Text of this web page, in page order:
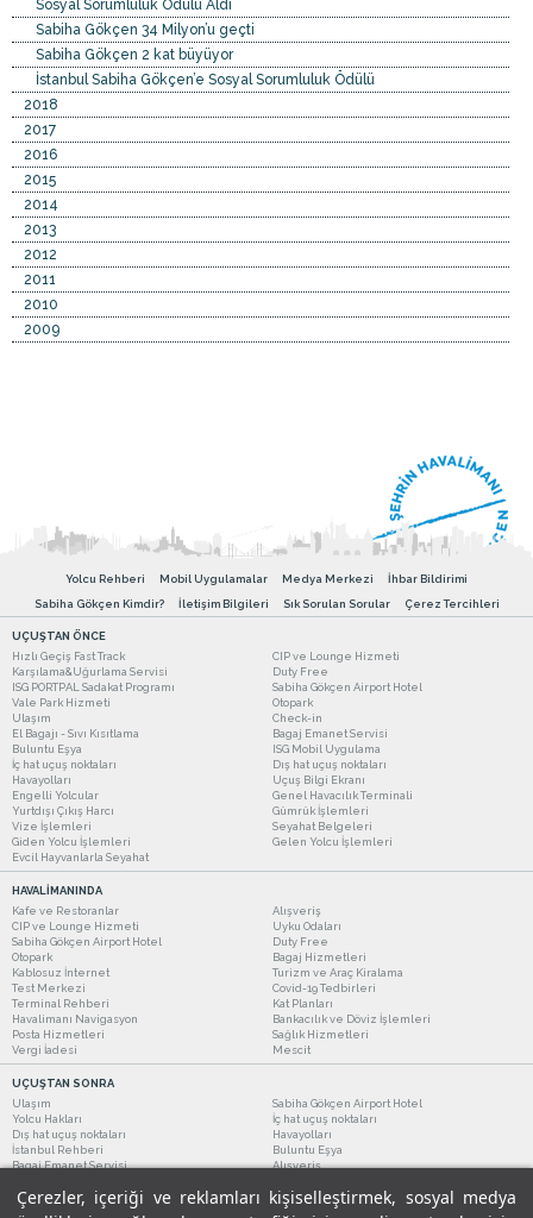
Çerezler, içeriği ve reklamları kişiselleştirmek, sosyal medya
Sosyal Sorumluluk Ödülü Aldı
Sabiha Gökçen 34 Milyon’u geçti
Sabiha Gökçen 2 kat büyüyor
İstanbul Sabiha Gökçen’e Sosyal Sorumluluk Ödülü
2018
2017
2016
2015
2014
2013
2012
2011
2010
2009
Yolcu Rehberi Mobil Uygulamalar Medya Merkezi
İhbar Bildirimi
Sabiha Gökçen Kimdir?
İletişim Bilgileri Sık Sorulan Sorular Çerez Tercihleri
UÇUŞTAN ÖNCE
Hızlı Geçiş Fast Track
CIP ve Lounge Hizmeti
Karşılama&Uğurlama Servisi
Duty Free
ISG PORTPAL Sadakat Programı
Sabiha Gökçen Airport Hotel
Vale Park Hizmeti
Otopark
Ulaşım
Check-in
El Bagajı - Sıvı Kısıtlama
Bagaj Emanet Servisi
Buluntu Eşya
ISG Mobil Uygulama
İç hat uçuş noktaları
Dış hat uçuş noktaları
Havayolları
Uçuş Bilgi Ekranı
Engelli Yolcular
Genel Havacılık Terminali
Yurtdışı Çıkış Harcı
Gümrük İşlemleri
Vize İşlemleri
Seyahat Belgeleri
Giden Yolcu İşlemleri
Gelen Yolcu İşlemleri
Evcil Hayvanlarla Seyahat
HAVALİMANINDA
Kafe ve Restoranlar
Alışveriş
CIP ve Lounge Hizmeti
Uyku Odaları
Sabiha Gökçen Airport Hotel
Duty Free
Otopark
Bagaj Hizmetleri
Kablosuz İnternet
Turizm ve Araç Kiralama
Test Merkezi
Covid-19 Tedbirleri
Terminal Rehberi
Kat Planları
Havalimanı Navigasyon
Bankacılık ve Döviz İşlemleri
Posta Hizmetleri
Sağlık Hizmetleri
Vergi İadesi
Mescit
UÇUŞTAN SONRA
Ulaşım
Sabiha Gökçen Airport Hotel
Yolcu Hakları
İç hat uçuş noktaları
Dış hat uçuş noktaları
Havayolları
İstanbul Rehberi
Buluntu Eşya
Bagaj Emanet Servisi
Alışveriş